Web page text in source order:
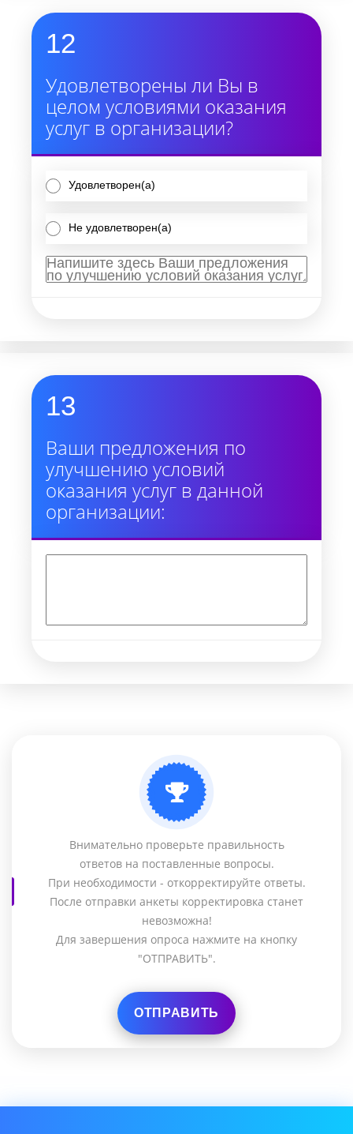
12
Удовлетворены ли Вы в
целом условиями оказания
услуг в организации?
Удовлетворен(а)
Не удовлетворен(а)
13
Ваши предложения по
улучшению условий
оказания услуг в данной
организации:
Внимательно проверьте правильность
ответов на поставленные вопросы.
При необходимости - откорректируйте ответы.
После отправки анкеты корректировка станет
невозможна!
Для завершения опроса нажмите на кнопку
"ОТПРАВИТЬ".